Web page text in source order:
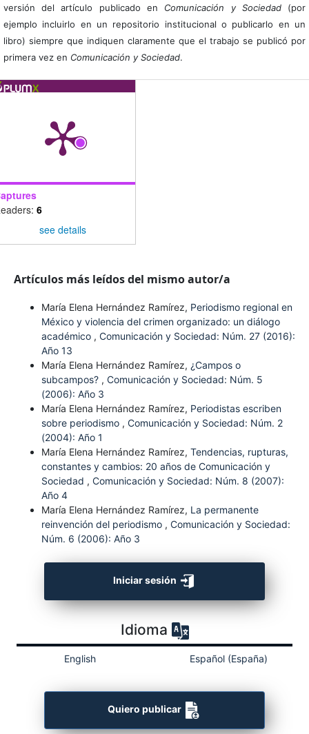
versión del artículo publicado en Comunicación y Sociedad(por
ejemplo incluirlo en un repositorio institucional o publicarlo en un
libro) siempre que indiquen claramente que el trabajo se publicó por
primera vez en Comunicación y Sociedad.
6
see details
Artículos más leídos del mismo autor/a
María Elena Hernández Ramírez, Periodismo regional en
México y violencia del crimen organizado: un diálogo
académico , Comunicación y Sociedad: Núm. 27 (2016):
Año 13
María Elena Hernández Ramírez, ¿Campos o
subcampos? , Comunicación y Sociedad: Núm. 5
(2006): Año 3
María Elena Hernández Ramírez, Periodistas escriben
sobre periodismo , Comunicación y Sociedad: Núm. 2
(2004): Año 1
María Elena Hernández Ramírez, Tendencias, rupturas,
constantes y cambios: 20 años de Comunicación y
Sociedad , Comunicación y Sociedad: Núm. 8 (2007):
Año 4
María Elena Hernández Ramírez, La permanente
reinvención del periodismo , Comunicación y Sociedad:
Núm. 6 (2006): Año 3
Iniciar sesión
Idioma
English Español (España)
Quiero publicar